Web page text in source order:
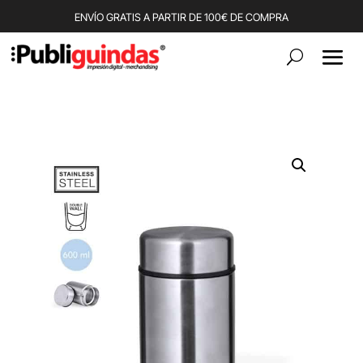
ENVÍO GRATIS A PARTIR DE 100€ DE COMPRA